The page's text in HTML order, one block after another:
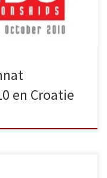
en Croatie